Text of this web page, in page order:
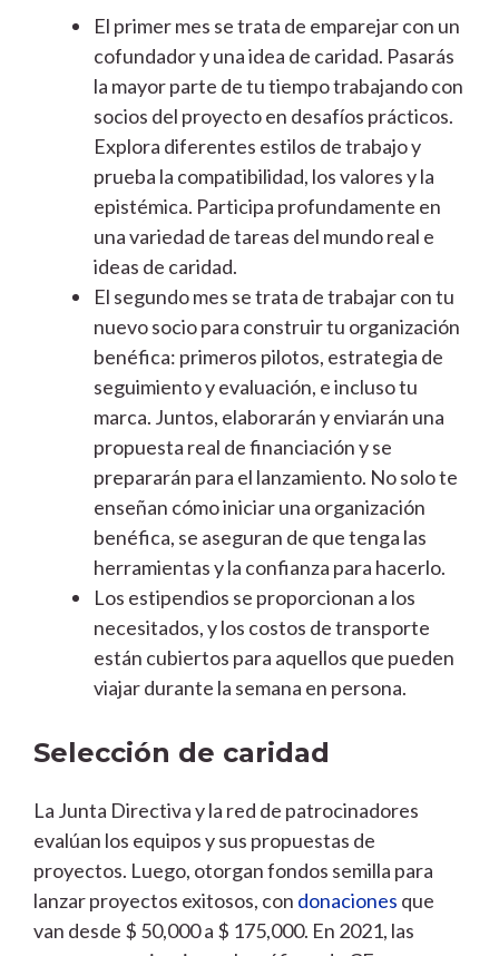
El primer mes se trata de emparejar con un
cofundador y una idea de caridad. Pasarás
la mayor parte de tu tiempo trabajando con
socios del proyecto en desafíos prácticos.
Explora diferentes estilos de trabajo y
prueba la compatibilidad, los valores y la
epistémica. Participa profundamente en
una variedad de tareas del mundo real e
ideas de caridad.
El segundo mes se trata de trabajar con tu
nuevo socio para construir tu organización
benéfica: primeros pilotos, estrategia de
seguimiento y evaluación, e incluso tu
marca. Juntos, elaborarán y enviarán una
propuesta real de financiación y se
prepararán para el lanzamiento. No solo te
enseñan cómo iniciar una organización
benéfica, se aseguran de que tenga las
herramientas y la confianza para hacerlo.
Los estipendios se proporcionan a los
necesitados, y los costos de transporte
están cubiertos para aquellos que pueden
viajar durante la semana en persona.
Selección de caridad
La Junta Directiva y la red de patrocinadores
evalúan los equipos y sus propuestas de
proyectos. Luego, otorgan fondos semilla para
lanzar proyectos exitosos, con donaciones que
van desde $ 50,000 a $ 175,000. En 2021, las